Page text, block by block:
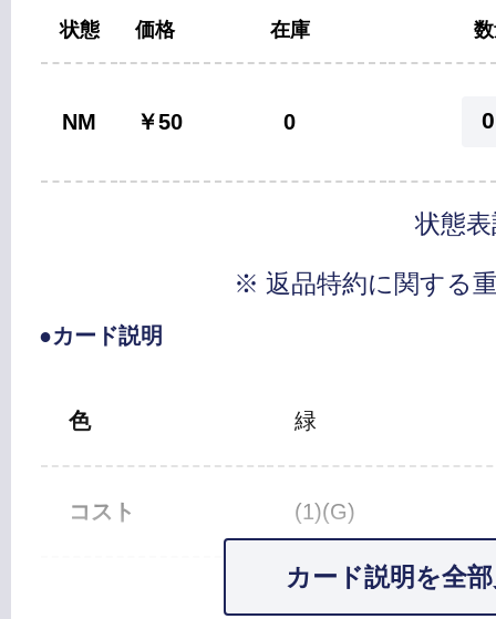
状態 価格 在庫
NM ￥50 0 0
状態
※ 返品特約に関する
●カード説明
色 緑
コスト (1)(G)
カード説明を全